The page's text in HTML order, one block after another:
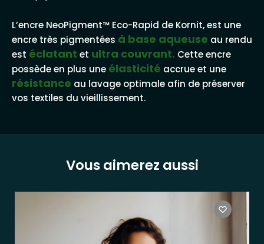
L’encre NeoPigment™ Eco-Rapid de Kornit, est une
encre très pigmentées à base aqueuse au rendu
est éclatant et ultra couvrant. Cette encre
possède en plus une élasticité accrue et une
résistance au lavage optimale afin de préserver
vos textiles du vieillissement.
Vous aimerez aussi